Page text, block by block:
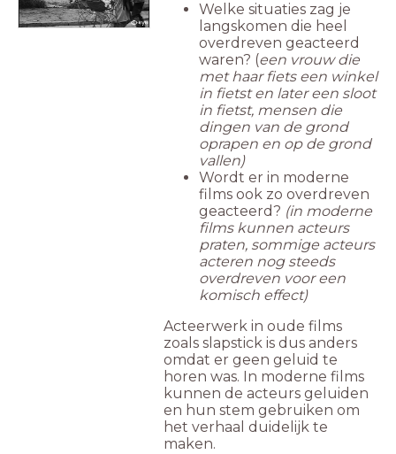
Welke situaties zag je
langskomen die heel
overdreven geacteerd
waren? (een vrouw die
met haar fiets een winkel
in fietst en later een sloot
in fietst, mensen die
dingen van de grond
oprapen en op de grond
vallen)
Wordt er in moderne
films ook zo overdreven
geacteerd? (in moderne
films kunnen acteurs
praten, sommige acteurs
acteren nog steeds
overdreven voor een
komisch effect)
Acteerwerk in oude films
zoals slapstick is dus anders
omdat er geen geluid te
horen was. In moderne films
kunnen de acteurs geluiden
en hun stem gebruiken om
het verhaal duidelijk te
maken.